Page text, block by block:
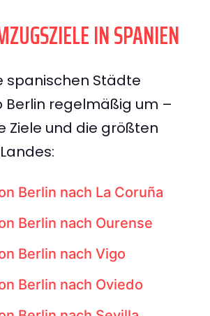
IN SPANIEN
spanischen Städte
Berlin regelmäßig um –
Ziele und die größten
Berlin nach La Coruña
Berlin nach Ourense
Berlin nach Vigo
Berlin nach Oviedo